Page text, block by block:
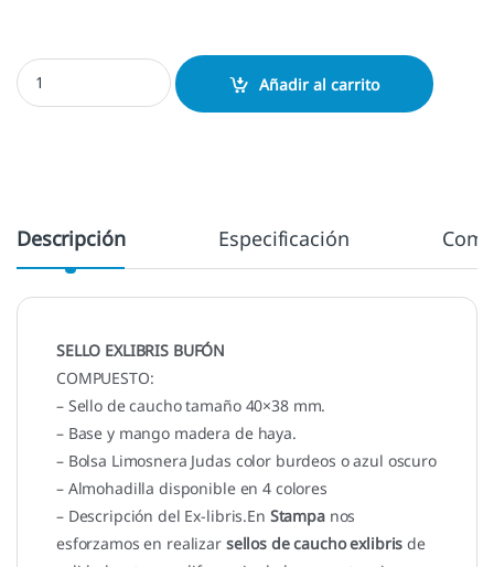
Exlibris Bufón cantidad
Añadir al carrito
Descripción Especificación
SELLO EXLIBRIS BUFÓN
COMPUESTO:
– Sello de caucho tamaño 40×38 mm.
– Base y mango madera de haya.
– Bolsa Limosnera Judas color burdeos o azul oscuro
– Almohadilla disponible en 4 colores
– Descripción del Ex-libris.En Stampanos
esforzamos en realizar sellos de caucho exlibris de